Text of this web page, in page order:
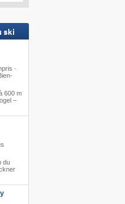
ski
·
600 m
–
du